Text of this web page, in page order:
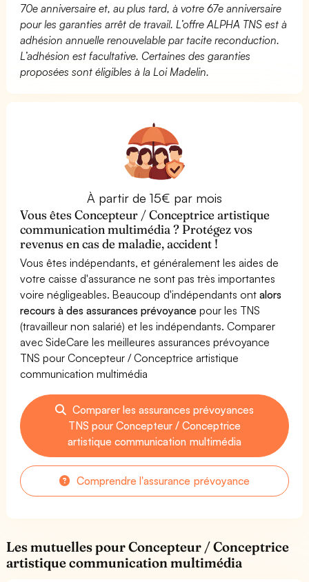
70e anniversaire et, au plus tard, à votre 67e anniversaire
pour les garanties arrêt de travail. L’offre ALPHA TNS est à
adhésion annuelle renouvelable par tacite reconduction.
L’adhésion est facultative. Certaines des garanties
proposées sont éligibles à la Loi Madelin.
À partir de 15€ par mois
Vous êtes Concepteur / Conceptrice artistique
communication multimédia ? Protégez vos
revenus en cas de maladie, accident !
Vous êtes indépendants, et généralement les aides de
votre caisse d'assurance ne sont pas très importantes
voire négligeables. Beaucoup d'indépendants ontalors
recours à des assurances prévoyance pour les TNS
(travailleur non salarié) et les indépendants. Comparer
avec SideCare les meilleures assurances prévoyance
TNS pour Concepteur / Conceptrice artistique
communication multimédia
Comparer les assurances prévoyances
TNS pour Concepteur / Conceptrice
artistique communication multimédia
Comprendre l'assurance prévoyance
Les mutuelles pour Concepteur / Conceptrice
artistique communication multimédia